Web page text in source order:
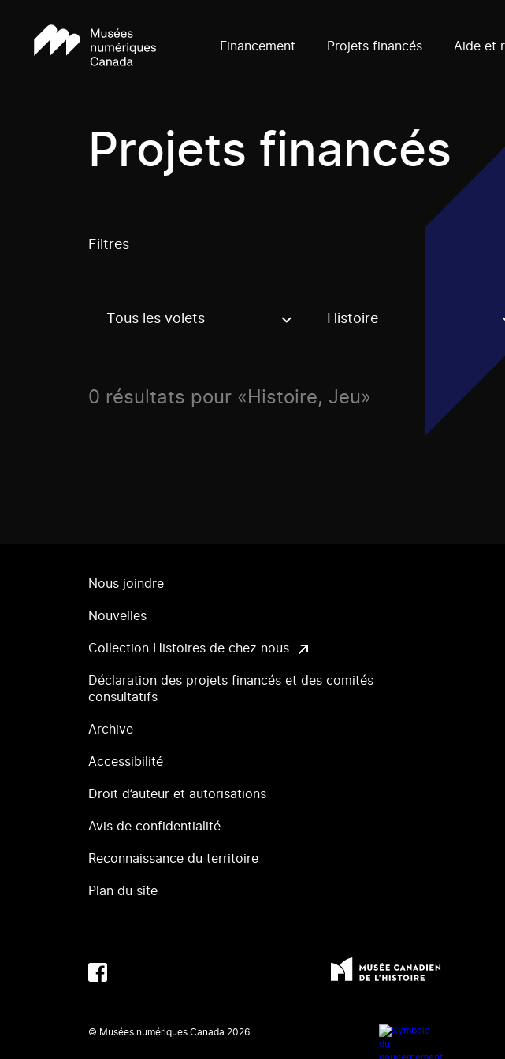
Financement Projets financés Aide et
Projets financés
Filtres
Use these options to filter projects by topic, stream or regon. The
Tous les volets Histoire
0 résultats pour «Histoire, Jeu»
Nous joindre
Nouvelles
Collection Histoires de chez nous
Déclaration des projets financés et des comités
consultatifs
Archive
Accessibilité
Droit d’auteur et autorisations
Avis de confidentialité
Reconnaissance du territoire
Plan du site
© Musées numériques Canada 2026